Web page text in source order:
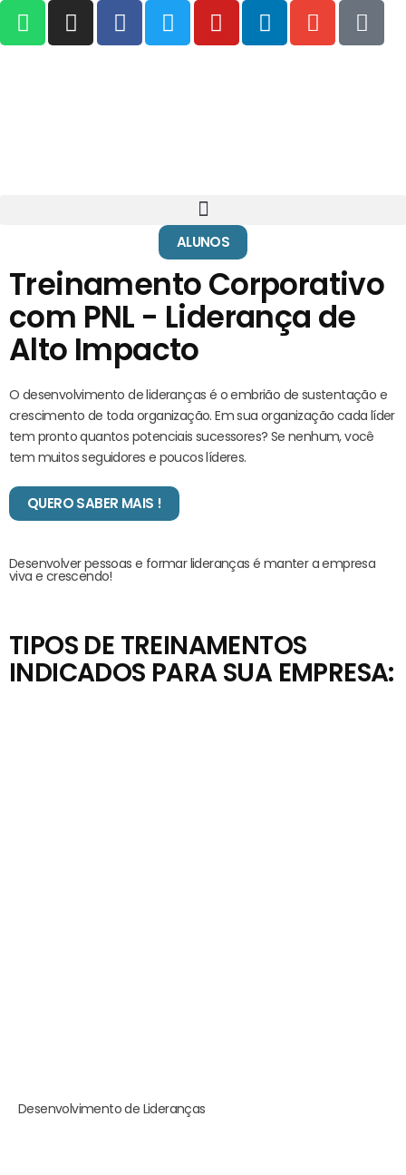
ALUNOS
Treinamento Corporativo
com PNL - Liderança de
Alto Impacto
O desenvolvimento de lideranças é o embrião de sustentação e
crescimento de toda organização. Em sua organização cada líder
tem pronto quantos potenciais sucessores? Se nenhum, você
tem muitos seguidores e poucos líderes.
QUERO SABER MAIS !
Desenvolver pessoas e formar lideranças é manter a empresa
viva e crescendo!
TIPOS DE TREINAMENTOS
INDICADOS PARA SUA EMPRESA:
Desenvolvimento de Lideranças